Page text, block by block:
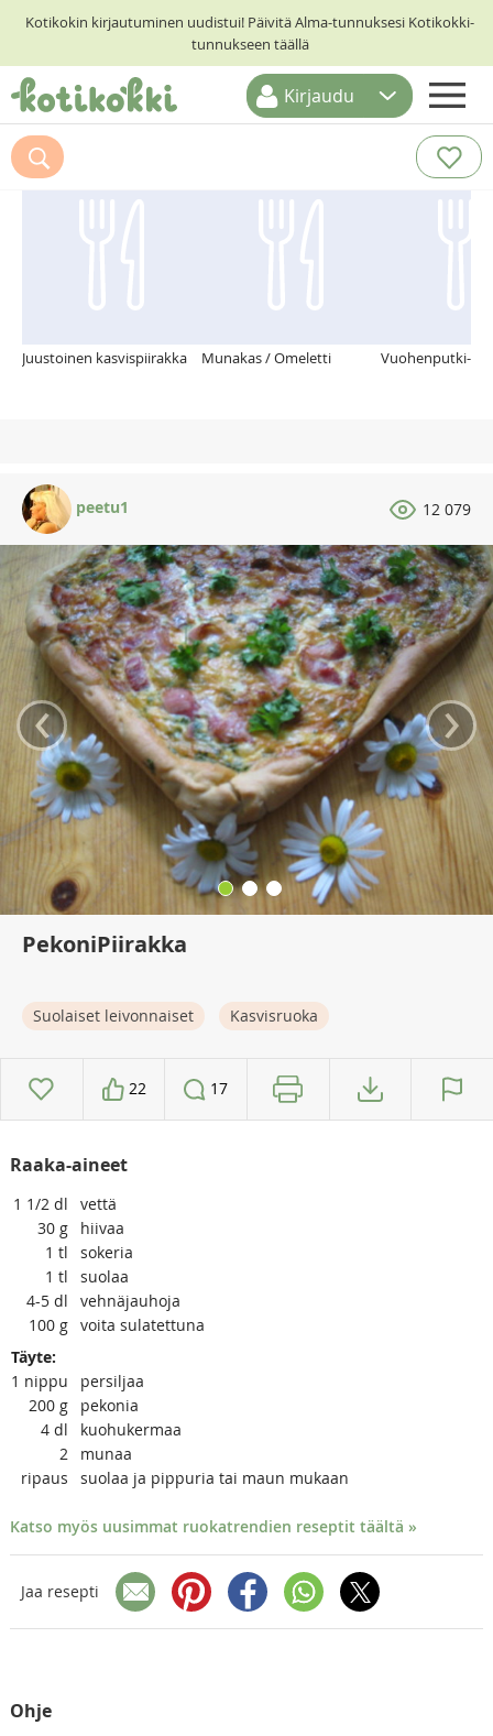
Kotikokin kirjautuminen uudistui! Päivitä Alma-tunnuksesi Kotikokki-
tunnukseen täällä
ETUSIVU
RESEPTIHAKU
Kirjaudu
Suosittelemme myös
Juustoinen kasvispiirakka Munakas / Omeletti Vuohenputki-
peetu1 12 079
‹ ›
PekoniPiirakka
Suolaiset leivonnaiset Kasvisruoka
22 17
Raaka-aineet
1 1/2 dl
vettä
30 g
hiivaa
1 tl
sokeria
1 tl
suolaa
4-5 dl
vehnäjauhoja
100 g voita sulatettuna
Täyte:
1 nippu
persiljaa
200 g
pekonia
4 dl
kuohukermaa
2
munaa
ripaus
suolaa ja pippuria tai maun mukaan
Katso myös uusimmat ruokatrendien reseptit täältä »
Jaa resepti
Ohje